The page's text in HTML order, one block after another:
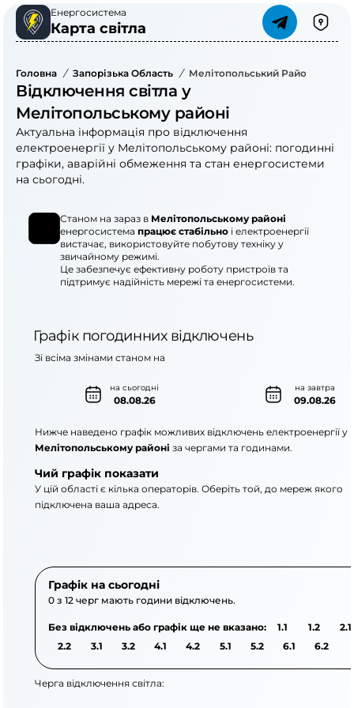
Енергосистема
Карта світла
Головна / Запорізька Область / Мелітопольський Район
Відключення світла у
Мелітопольському районі
Актуальна інформація про відключення
електроенергії у Мелітопольському районі: погодинні
графіки, аварійні обмеження та стан енергосистеми
на сьогодні.
Станом на зараз в Мелітопольському районі
енергосистема працює стабільно і електроенергії
вистачає, використовуйте побутову техніку у
звичайному режимі.
Це забезпечує ефективну роботу пристроїв та
підтримує надійність мережі та енергосистеми.
Графік погодинних відключень
на сьогодні
08.08.26
на завтра
09.08.26
Зі всіма змінами станом на
Нижче наведено графік можливих відключень електроенергії у
Мелітопольському районі за чергами та годинами.
Чий графік показати
У цій області є кілька операторів. Оберіть той, до мереж якого
підключена ваша адреса.
Графік на сьогодні
0 з 12 черг мають години відключень.
Без відключень або графік ще не вказано: 1.1 1.2
2.1
2.2
3.1 3.2 4.1 4.2 5.1 5.2 6.1 6.2
Черга відключення світла: